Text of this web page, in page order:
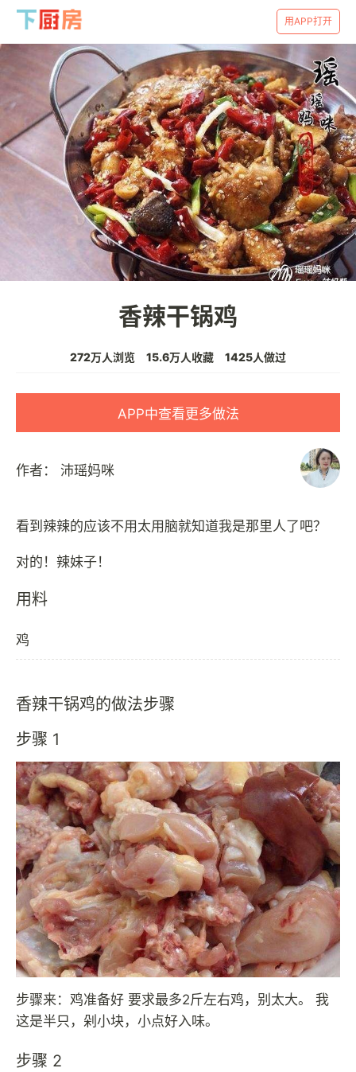
用APP打开
香辣干锅鸡
272万人浏览 15.6万人收藏 1425人做过
APP中查看更多做法
作者： 沛瑶妈咪
看到辣辣的应该不用太用脑就知道我是那里人了吧？
用料
鸡
香辣干锅鸡的做法步骤
步骤 1
步骤来：鸡准备好 要求最多2斤左右鸡，别太大。 我
这是半只，剁小块，小点好入味。
步骤 2